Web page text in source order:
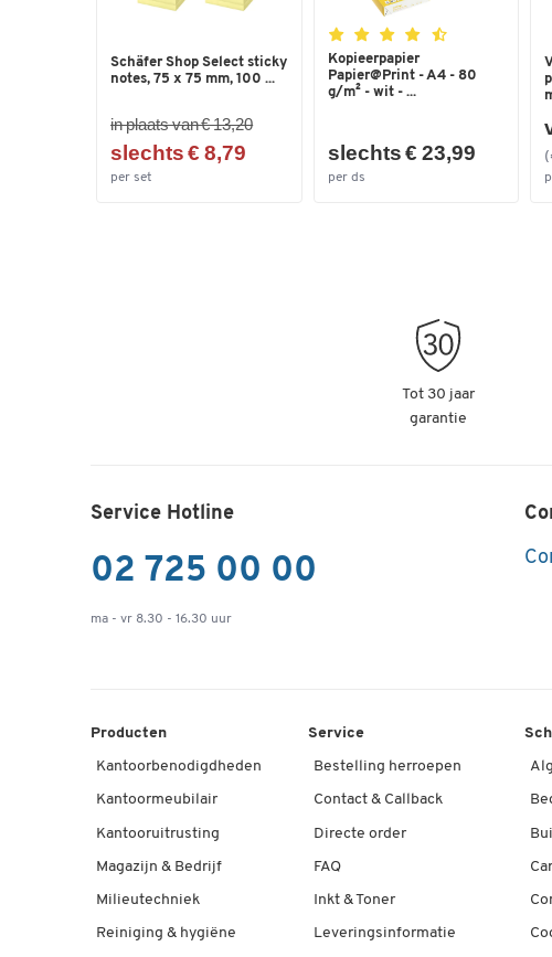
Schäfer Shop Select sticky
notes, 75 x 75 mm, 100 ...
in plaats van € 13,20
slechts € 8,79
per set
Kopieerpapier
Papier@Print - A4 - 80
g/m² - wit - ...
slechts € 23,99
per ds
Tot 30 jaar
garantie
Service Hotline
02 725 00 00
ma - vr 8.30 - 16.30 uur
Producten
Kantoorbenodigdheden
Kantoormeubilair
Kantooruitrusting
Magazijn & Bedrijf
Milieutechniek
Reiniging & hygiëne
Service
Bestelling herroepen
Contact & Callback
Directe order
FAQ
Inkt & Toner
Leveringsinformatie